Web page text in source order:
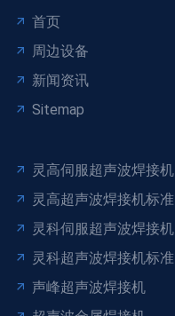
首页
周边设备
新闻资讯
Sitemap
灵高伺服超声波焊接机
灵高超声波焊接机标准
灵科伺服超声波焊接机
灵科超声波焊接机标准
声峰超声波焊接机